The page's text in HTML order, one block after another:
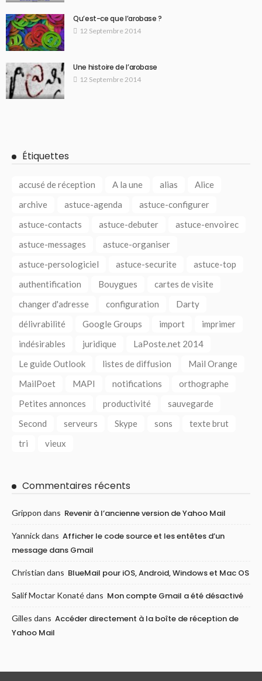
Qu’est-ce que l’arobase ?
12 Septembre 2014
Une histoire de l’arobase
12 Septembre 2014
Étiquettes
accusé de réception A la une alias
Alice
archive
astuce-agenda
astuce-configurer
astuce-contacts
astuce-debuter
astuce-envoirec
astuce-messages
astuce-organiser
astuce-persologiciel
astuce-securite
astuce-top
authentification
Bouygues
cartes de visite
changer d'adresse
configuration
Darty
délivrabilité
Google Groups import
imprimer
indésirables
juridique
LaPoste.net 2014
Le guide Outlook
listes de diffusion
Mail Orange
MailPoet
MAPI notifications
orthographe
Petites annonces
productivité
sauvegarde
Second
serveurs Skype sons
texte brut
tri
vieux
Commentaires récents
Grippon dans Revenir à l’ancienne version de Yahoo Mail
Yannickdans Afficher le code source et les entêtes d’un
message dans Gmail
Christian dans BlueMail pour iOS, Android, Windows et Mac OS
Salif Moctar Konatédans Mon compte Gmail a été désactivé
Gilles dans Accéder directement à la boîte de réception de
Yahoo Mail